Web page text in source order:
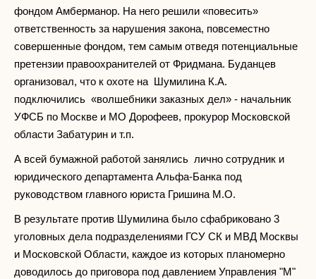
фондом Амберманор. На него решили «повесить»
ответственность за нарушения закона, повсеместно
совершенные фондом, тем самым отведя потенциальные
претензии правоохранителей от Фридмана. Буданцев
организовал, что к охоте на Шумилина К.А.
подключились «волшебники заказных дел» - начальник
УФСБ по Москве и МО Дорофеев, прокурор Московской
области Забатурин и т.п.
А всей бумажной работой занялись лично сотрудник и
юридического департамента Альфа-Банка под
руководством главного юриста Гришина М.О.
В результате против Шумилина было сфабриковано 3
уголовных дела подразделениями ГСУ СК и МВД Москвы
и Московской Области, каждое из которых планомерно
доводилось до приговора под давлением Управления "М"